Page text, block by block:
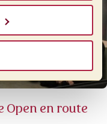
Open en route